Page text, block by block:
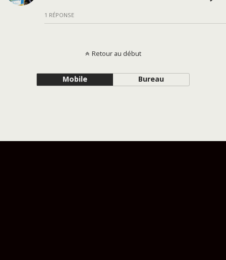
1 RÉPONSE
Retour au début
Mobile Bureau